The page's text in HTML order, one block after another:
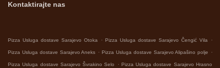
Kontaktirajte nas
Pizza Usluga dostave Sarajevo Otoka . Pizza Usluga dostave Sarajevo Čengić Vila .
Pizza Usluga dostave Sarajevo Aneks . Pizza Usluga dostave Sarajevo Alipašino polje .
Pizza Usluga dostave Sarajevo Švrakino Selo . Pizza Usluga dostave Sarajevo Hrasno